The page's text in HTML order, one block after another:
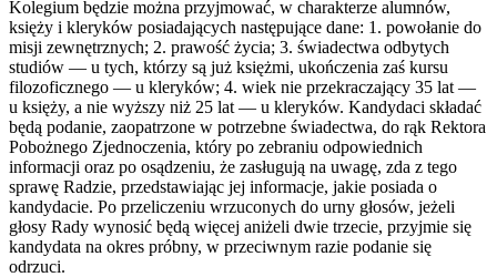
Kolegium będzie można przyjmować, w charakterze alumnów,
księży i kleryków posiadających następujące dane: 1. powołanie do
misji zewnętrznych; 2. prawość życia; 3. świadectwa odbytych
studiów — u tych, którzy są już księżmi, ukończenia zaś kursu
filozoficznego — u kleryków; 4. wiek nie przekraczający 35 lat —
u księży, a nie wyższy niż 25 lat — u kleryków. Kandydaci składać
będą podanie, zaopatrzone w potrzebne świadectwa, do rąk Rektora
Pobożnego Zjednoczenia, który po zebraniu odpowiednich
informacji oraz po osądzeniu, że zasługują na uwagę, zda z tego
sprawę Radzie, przedstawiając jej informacje, jakie posiada o
kandydacie. Po przeliczeniu wrzuconych do urny głosów, jeżeli
głosy Rady wynosić będą więcej aniżeli dwie trzecie, przyjmie się
kandydata na okres próbny, w przeciwnym razie podanie się
odrzuci.